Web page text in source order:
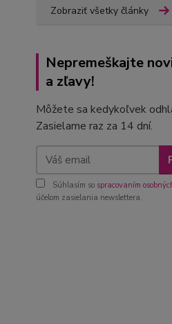
Zobraziť všetky články
Nepremeškajte
a zľavy!
Môžete sa kedykoľvek
Zasielame raz za 14 dní.
Súhlasím so spracovaním
účelom zasielania newslettera.